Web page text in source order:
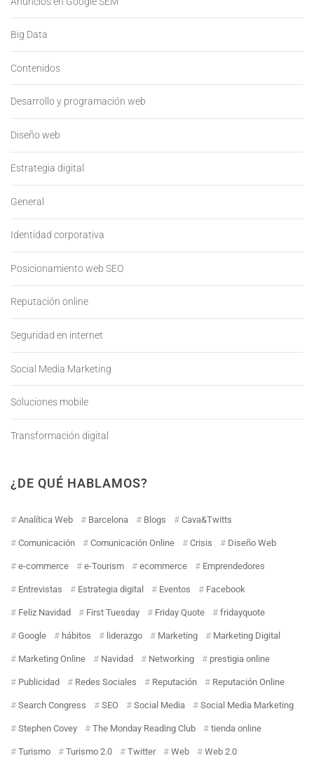
Big Data
Contenidos
Desarrollo y programación web
Diseño web
Estrategia digital
General
Identidad corporativa
Posicionamiento web SEO
Reputación online
Seguridad en internet
Social Media Marketing
Soluciones mobile
Transformación digital
¿DE QUÉ HABLAMOS?
Analítica Web Barcelona Blogs Cava&Twitts
Comunicación Comunicación Online Crisis Diseño Web
e-commerce e-Tourism ecommerce Emprendedores
Entrevistas Estrategia digital Eventos Facebook
Feliz Navidad First Tuesday Friday Quote fridayquote
Google hábitos liderazgo Marketing Marketing Digital
Marketing Online Navidad Networking prestigia online
Publicidad Redes Sociales Reputación Reputación Online
Search Congress SEO Social Media Social Media Marketing
Stephen Covey The Monday Reading Club tienda online
Turismo Turismo 2.0 Twitter Web Web 2.0